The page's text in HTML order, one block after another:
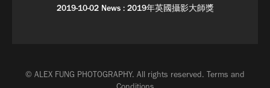
2019-10-02 News : 2019年英國攝影大師獎
© ALEX FUNG PHOTOGRAPHY. All rights reserved. Terms and